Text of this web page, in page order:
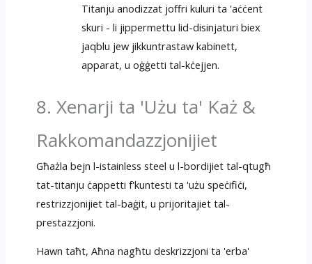
Titanju anodizzat joffri kuluri ta 'aċċent
skuri - li jippermettu lid-disinjaturi biex
jaqblu jew jikkuntrastaw kabinett,
apparat, u oġġetti tal-kċejjen.
8. Xenarji ta 'Użu ta' Każ &
Rakkomandazzjonijiet
Għażla bejn l-istainless steel u l-bordijiet tal-qtugħ
tat-titanju ċappetti f'kuntesti ta 'użu speċifiċi,
restrizzjonijiet tal-baġit, u prijoritajiet tal-
prestazzjoni.
Hawn taħt, Aħna nagħtu deskrizzjoni ta 'erba'